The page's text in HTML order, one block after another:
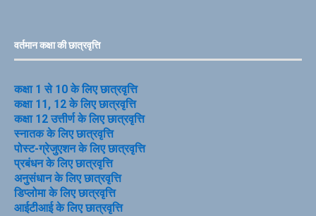
वर्तमान कक्षा की छात्रवृत्ति
कक्षा 1 से 10 के लिए छात्रवृत्ति
कक्षा 11, 12 के लिए छात्रवृत्ति
कक्षा 12 उत्तीर्ण के लिए छात्रवृत्ति
स्नातक के लिए छात्रवृत्ति
पोस्ट-ग्रेजुएशन के लिए छात्रवृत्ति
प्रबंधन के लिए छात्रवृत्ति
अनुसंधान के लिए छात्रवृत्ति
डिप्लोमा के लिए छात्रवृत्ति
आईटीआई के लिए छात्रवृत्ति